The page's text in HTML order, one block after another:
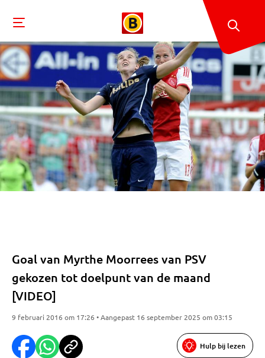
Goal van Myrthe Moorrees van PSV
gekozen tot doelpunt van de maand
[VIDEO]
9 februari 2016 om 17:26 • Aangepast 16 september 2025 om 03:15
Hulp bij lezen